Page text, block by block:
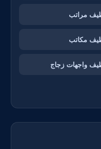
مراتب
مكاتب
واجهات زجاج